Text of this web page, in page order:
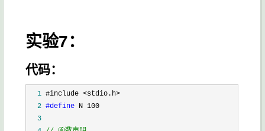
实验7：
代码：
  1
  2
#define
  3